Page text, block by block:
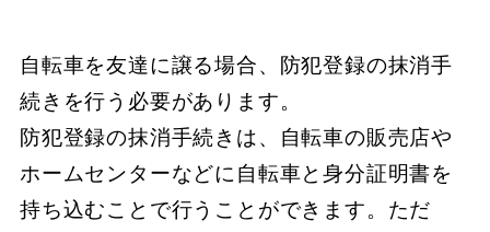
自転車を友達に譲る場合、​​​​​​​防犯登録の抹消手
続きを行う必要があります。
​​​​​​​防犯登録の抹消手続きは、​​​​​​​自転車の販売店や
ホームセンターなどに自転車と身分証明書を
持ち込むことで行うことができます。​​​​​​​ただ